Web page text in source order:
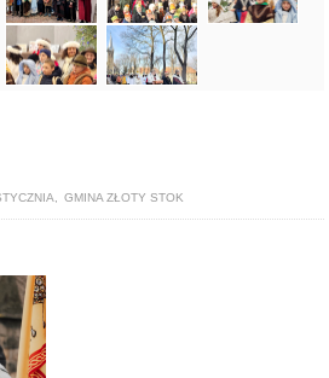
, GMINA ZŁOTY STOK